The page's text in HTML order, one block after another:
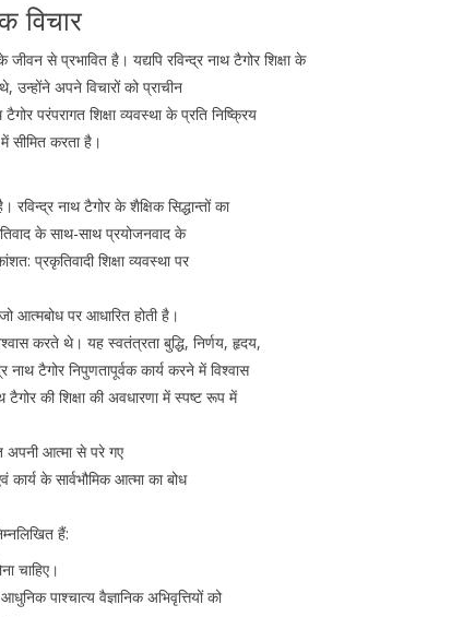
विचार
से प्रभावित है। यद्यपि रविन्द्र नाथ टैगोर शिक्षा के
उन्होंने अपने विचारों को प्राचीन
परंपरागत शिक्षा व्यवस्था के प्रति निष्क्रिय
सीमित करता है।
नाथ टैगोर के शैक्षिक सिद्धान्तों का
के साथ-साथ प्रयोजनवाद के
प्रकृतिवादी शिक्षा व्यवस्था पर
आत्मबोध पर आधारित होती है।
करते थे। यह स्वतंत्रता बुद्धि, निर्णय, हृदय,
टैगोर निपुणतापूर्वक कार्य करने में विश्वास
की शिक्षा की अवधारणा में स्पष्ट रूप में
अपनी आत्मा से परे गए
के सार्वभौमिक आत्मा का बोध
हैं:
चाहिए।
पाश्चात्य वैज्ञानिक अभिवृत्तियों को